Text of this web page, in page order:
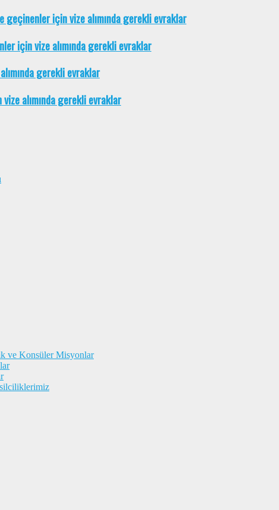
için vize alımında gerekli evraklar
için vize alımında gerekli evraklar
gerekli evraklar
alımında gerekli evraklar
ve Konsüler Misyonlar